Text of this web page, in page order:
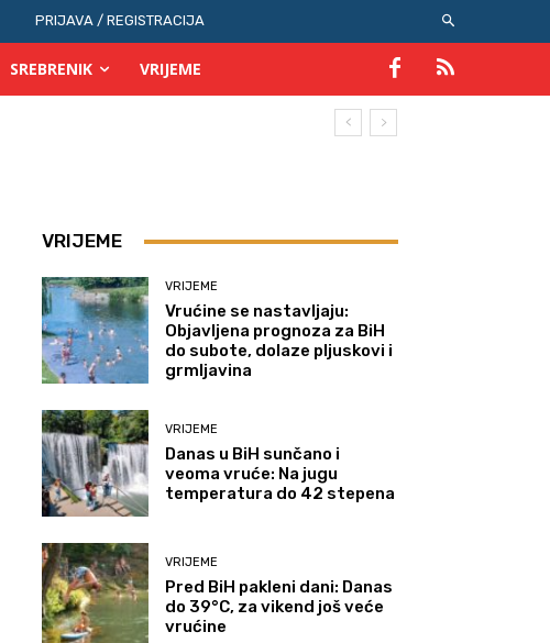
PRIJAVA / REGISTRACIJA
SREBRENIK VRIJEME
VRIJEME
VRIJEME
Vrućine se nastavljaju:
Objavljena prognoza za BiH
do subote, dolaze pljuskovi i
grmljavina
VRIJEME
Danas u BiH sunčano i
veoma vruće: Na jugu
temperatura do 42 stepena
VRIJEME
Pred BiH pakleni dani: Danas
do 39°C, za vikend još veće
vrućine